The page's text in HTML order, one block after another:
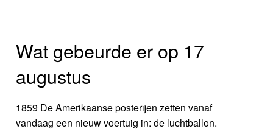
Wat gebeurde er op 17
augustus
1859 De Amerikaanse posterijen zetten vanaf
vandaag een nieuw voertuig in: de luchtballon.